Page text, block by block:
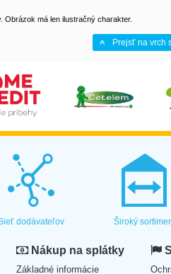
Obrázok má len ilustračný charakter.
Prejsť na vrch
dodávateľov Široký
Nákup na splátky
Základné informácie